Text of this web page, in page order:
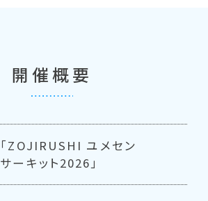
開催概要
「ZOJIRUSHI ユメセン
サーキット2026」